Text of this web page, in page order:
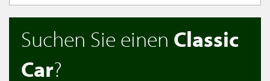
Suchen Sie einen Classic
Car?